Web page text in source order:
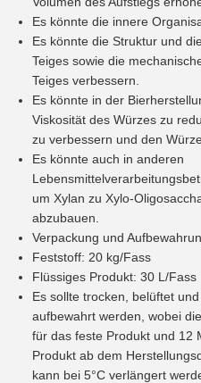
Es könnte die innere
Es könnte die Struktur und
Teiges sowie die
Teiges verbessern.
Es könnte in der
Viskosität des Würzes zu
zu verbessern und den
Es könnte auch in anderen
um Xylan zu Xylo-
abzubauen.
Verpackung und
Feststoff: 20 kg/Fass
Flüssiges Produkt: 30 L/Fass
Es sollte trocken, belüftet
aufbewahrt werden, wobei
für das feste Produkt und 12
Produkt ab dem
kann bei 5°C verlängert